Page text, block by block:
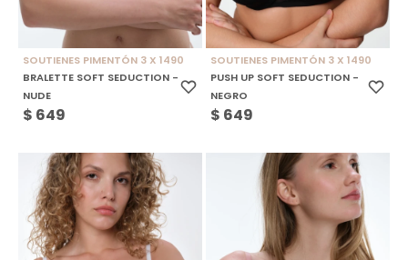
SOUTIENES PIMENTÓN 3 X 1490
BRALETTE SOFT SEDUCTION -
NUDE
$ 649
SOUTIENES PIMENTÓN 3 X 1490
PUSH UP SOFT SEDUCTION -
NEGRO
$ 649